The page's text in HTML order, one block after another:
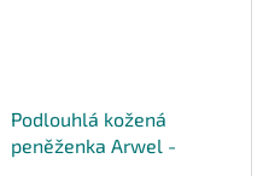
Podlouhlá kožená
peněženka Arwel -